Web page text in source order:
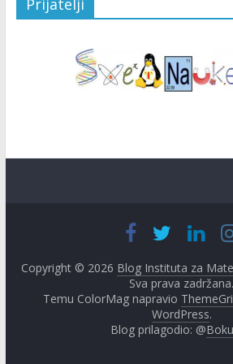
Copyright © 2026 Blog Instituta za
Sva prava zadržana.
Temu ColorMag napravio
WordPress.
Blog prilagodio: @